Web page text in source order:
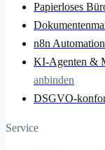
Papierloses
n8n Automation
KI-Agenten &
anbinden
DSGVO-
Service